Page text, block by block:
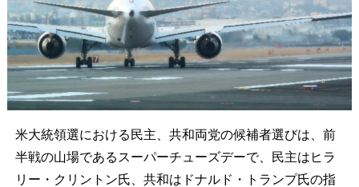
米大統領選における民主、共和両党の候補者選びは、前
半戦の山場であるスーパーチューズデーで、民主はヒラ
リー・クリントン氏、共和はドナルド・トランプ氏の指